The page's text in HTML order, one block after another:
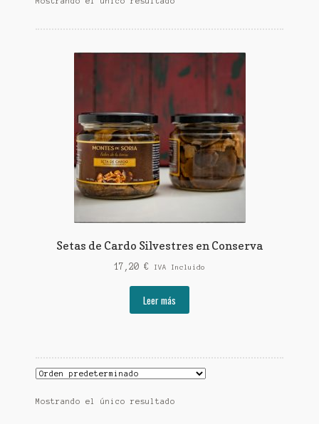
Setas de Cardo Silvestres en Conserva
17,20 € IVA Incluido
Leer más
Mostrando el único resultado